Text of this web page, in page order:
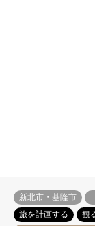
新北市・基隆市
旅を計画する
観